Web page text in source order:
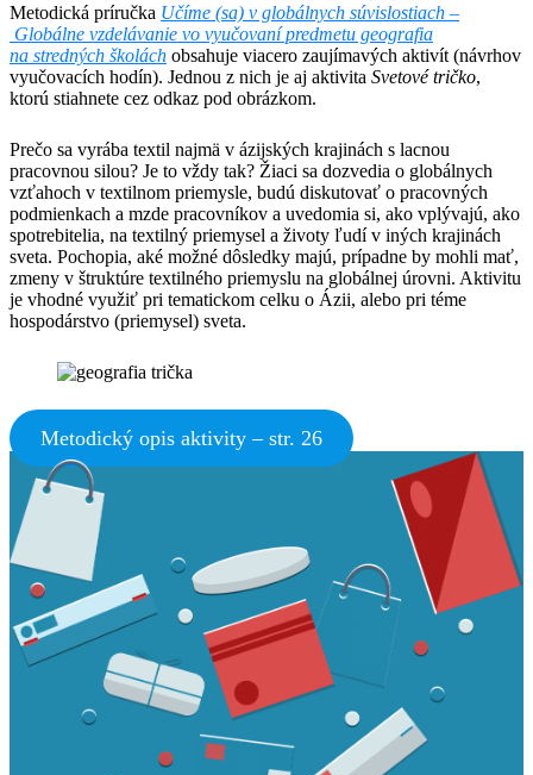
Metodická príručka Učíme (sa) v globálnych súvislostiach –
Globálne vzdelávanie vo vyučovaní predmetu geografia
na stredných školách obsahuje viacero zaujímavých aktivít (návrhov
vyučovacích hodín). Jednou z nich je aj aktivita Svetové tričko,
ktorú stiahnete cez odkaz pod obrázkom.
Prečo sa vyrába textil najmä v ázijských krajinách s lacnou
pracovnou silou? Je to vždy tak? Žiaci sa dozvedia o globálnych
vzťahoch v textilnom priemysle, budú diskutovať o pracovných
podmienkach a mzde pracovníkov a uvedomia si, ako vplývajú, ako
spotrebitelia, na textilný priemysel a životy ľudí v iných krajinách
sveta. Pochopia, aké možné dôsledky majú, prípadne by mohli mať,
zmeny v štruktúre textilného priemyslu na globálnej úrovni. Aktivitu
je vhodné využiť pri tematickom celku o Ázii, alebo pri téme
hospodárstvo (priemysel) sveta.
Metodický opis aktivity – str. 26
Facebook
share
Tweet
Linkedin
share